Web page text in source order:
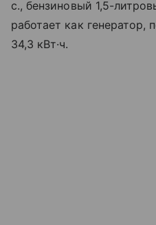
с., бензиновый 1,5-
работает как генератор,
34,3 кВт·ч.